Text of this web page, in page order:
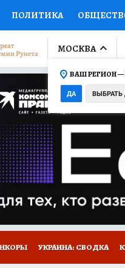
ПОЛИТИКА
КОЛУМНИСТЫ
ОТКРЫВАЕМ
ПРОМОКОДЫ
ТЕЛЕВИЗОР
НА САЙТЕ
МОСКВА
ВАШ РЕГИОН —
ДА ВЫБРАТЬ
УКРАИНА: СВОДКА